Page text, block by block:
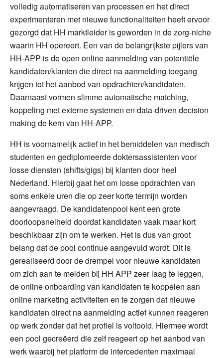
volledig automatiseren van processen en het direct
experimenteren met nieuwe functionaliteiten heeft ervoor
gezorgd dat HH marktleider is geworden in de zorg-niche
waarin HH opereert. Een van de belangrijkste pijlers van
HH-APP is de open online aanmelding van potentiële
kandidaten/klanten die direct na aanmelding toegang
krijgen tot het aanbod van opdrachten/kandidaten.
Daarnaast vormen slimme automatische matching,
koppeling met externe systemen en data-driven decision
making de kern van HH-APP.
HH is voornamelijk actief in het bemiddelen van medisch
studenten en gediplomeerde doktersassistenten voor
losse diensten (shifts/gigs) bij klanten door heel
Nederland. Hierbij gaat het om losse opdrachten van
soms enkele uren die op zeer korte termijn worden
aangevraagd. De kandidatenpool kent een grote
doorloopsnelheid doordat kandidaten vaak maar kort
beschikbaar zijn om te werken. Het is dus van groot
belang dat de pool continue aangevuld wordt. Dit is
gerealiseerd door de drempel voor nieuwe kandidaten
om zich aan te melden bij HH APP zeer laag te leggen,
de online onboarding van kandidaten te koppelen aan
online marketing activiteiten en te zorgen dat nieuwe
kandidaten direct na aanmelding actief kunnen reageren
op werk zonder dat het profiel is voltooid. Hiermee wordt
een pool gecreëerd die zelf reageert op het aanbod van
werk waarbij het platform de intercedenten maximaal